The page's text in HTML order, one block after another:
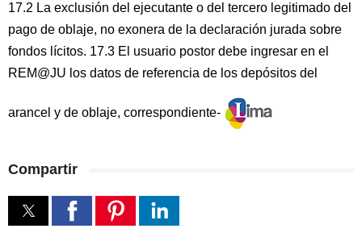
17.2 La exclusión del ejecutante o del tercero legitimado del
pago de oblaje, no exonera de la declaración jurada sobre
fondos lícitos. 17.3 El usuario postor debe ingresar en el
REM@JU los datos de referencia de los depósitos del
arancel y de oblaje, correspondiente-
Compartir